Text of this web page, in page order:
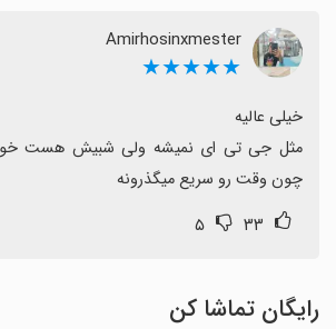
Amirhosinxmester
★★★★★
چون وقت رو سریع میگذرونه
۳۳ ۵
رایگان تماشا کن